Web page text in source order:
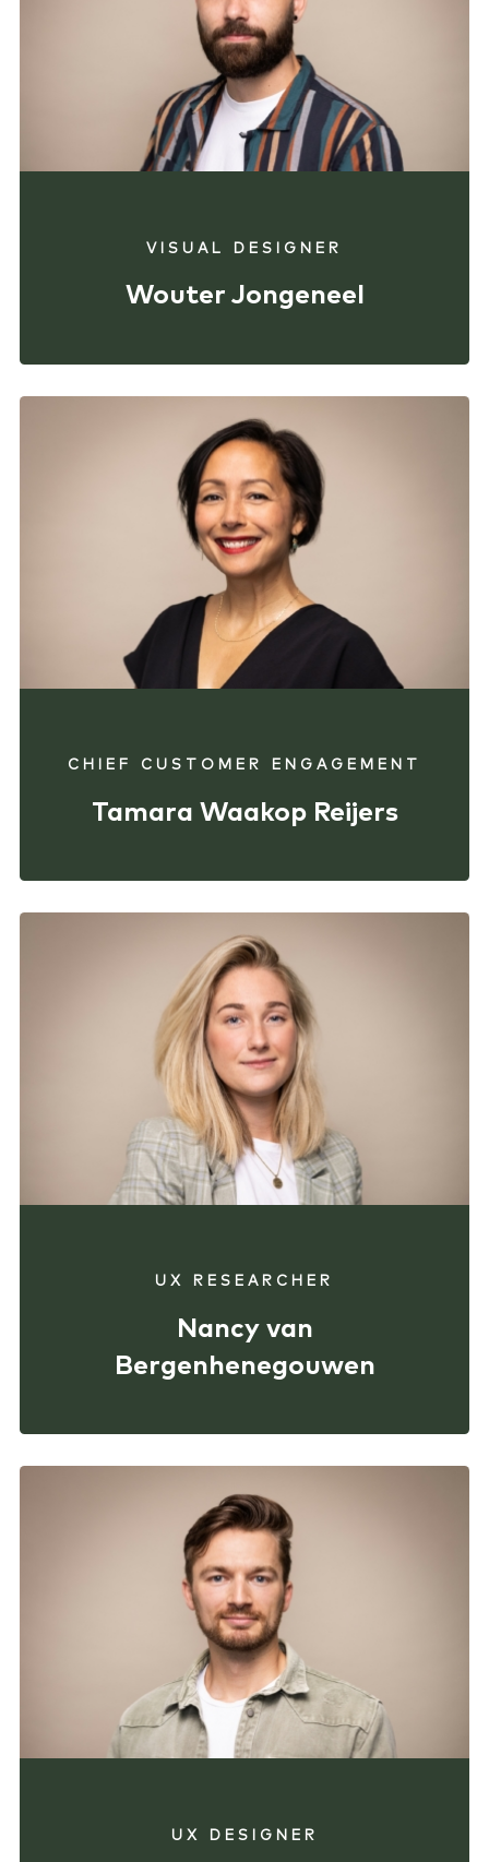
VISUAL DESIGNER
Wouter Jongeneel
CHIEF CUSTOMER ENGAGEMENT
Tamara Waakop Reijers
UX RESEARCHER
Nancy van
Bergenhenegouwen
UX DESIGNER